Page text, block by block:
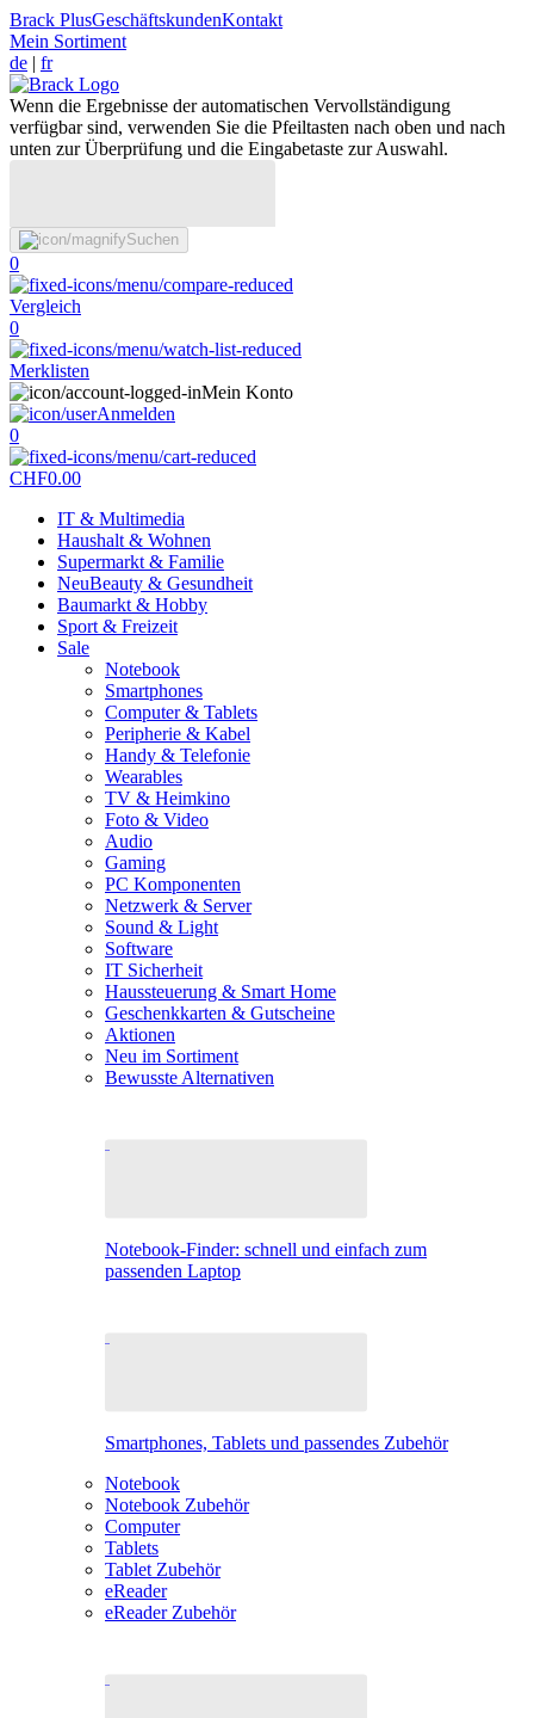
Brack PlusGeschäftskundenKontakt
Mein Sortiment
de | fr
Wenn die Ergebnisse der automatischen Vervollständigung
verfügbar sind, verwenden Sie die Pfeiltasten nach oben und nach
unten zur Überprüfung und die Eingabetaste zur Auswahl.
Suchen
0
Vergleich
0
Merklisten
Mein Konto
Anmelden
0
CHF0.00
IT & Multimedia
Haushalt & Wohnen
Supermarkt & Familie
NeuBeauty & Gesundheit
Baumarkt & Hobby
Sport & Freizeit
Sale
Notebook
Smartphones
Computer & Tablets
Peripherie & Kabel
Handy & Telefonie
Wearables
TV & Heimkino
Foto & Video
Audio
Gaming
PC Komponenten
Netzwerk & Server
Sound & Light
Software
IT Sicherheit
Haussteuerung & Smart Home
Geschenkkarten & Gutscheine
Aktionen
Neu im Sortiment
Bewusste Alternativen
Notebook-Finder: schnell und einfach zum
passenden Laptop
Smartphones, Tablets und passendes Zubehör
Notebook
Notebook Zubehör
Computer
Tablets
Tablet Zubehör
eReader
eReader Zubehör